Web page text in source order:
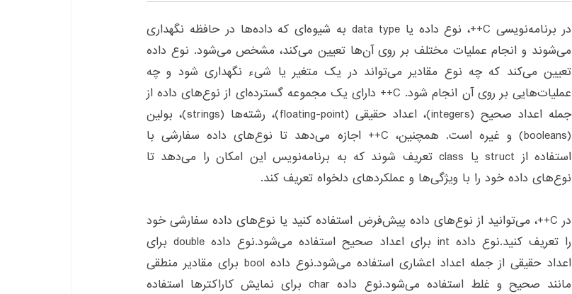
در برنامه‌نویسی C++، نوع داده یا data type به شیوه‌ای که داده‌ها در حافظه نگهداری
می‌شوند و انجام عملیات مختلف بر روی آن‌ها تعیین می‌کند، مشخص می‌شود. نوع داده
تعیین می‌کند که چه نوع مقادیر می‌تواند در یک متغیر یا شیء نگهداری شود و چه
عملیات‌هایی بر روی آن انجام شود. C++ دارای یک مجموعه گسترده‌ای از نوع‌های داده از
جمله اعداد صحیح (integers)، اعداد حقیقی (floating-point)، رشته‌ها (strings)، بولین
(booleans) و غیره است. همچنین، C++ اجازه می‌دهد تا نوع‌های داده سفارشی با
استفاده از struct یا class تعریف شوند که به برنامه‌نویس این امکان را می‌دهد تا
نوع‌های داده خود را با ویژگی‌ها و عملکردهای دلخواه تعریف کند.
در C++، می‌توانید از نوع‌های داده پیش‌فرض استفاده کنید یا نوع‌های داده سفارشی خود
را تعریف کنید.نوع داده int برای اعداد صحیح استفاده می‌شود.نوع داده double برای
اعداد حقیقی از جمله اعداد اعشاری استفاده می‌شود.نوع داده bool برای مقادیر منطقی
مانند صحیح و غلط استفاده می‌شود.نوع داده char برای نمایش کاراکترها استفاده